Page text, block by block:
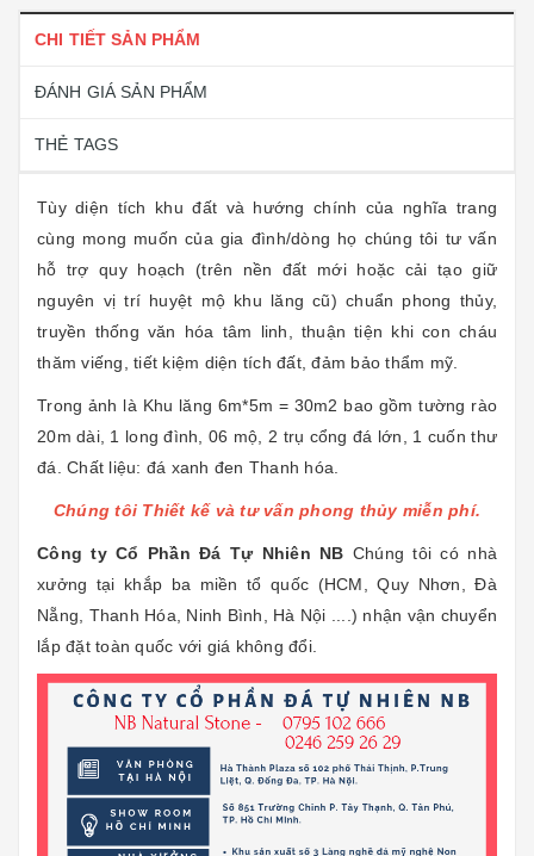
CHI TIẾT SẢN PHẨM
ĐÁNH GIÁ SẢN PHẨM
THẺ TAGS
Tùy diện tích khu đất và hướng chính của nghĩa trang
cùng mong muốn của gia đình/dòng họ chúng tôi tư vấn
hỗ trợ quy hoạch (trên nền đất mới hoặc cải tạo giữ
nguyên vị trí huyệt mộ khu lăng cũ) chuẩn phong thủy,
truyền thống văn hóa tâm linh, thuận tiện khi con cháu
thăm viếng, tiết kiệm diện tích đất, đảm bảo thẩm mỹ.
Trong ảnh là Khu lăng 6m*5m = 30m2 bao gồm tường rào
20m dài, 1 long đình, 06 mộ, 2 trụ cổng đá lớn, 1 cuốn thư
đá. Chất liệu: đá xanh đen Thanh hóa.
Chúng tôi Thiết kế và tư vấn phong thủy miễn phí.
Công ty Cổ Phần Đá Tự Nhiên NB Chúng tôi có nhà
xưởng tại khắp ba miền tổ quốc (HCM, Quy Nhơn, Đà
Nẵng, Thanh Hóa, Ninh Bình, Hà Nội ....) nhận vận chuyển
lắp đặt toàn quốc với giá không đổi.